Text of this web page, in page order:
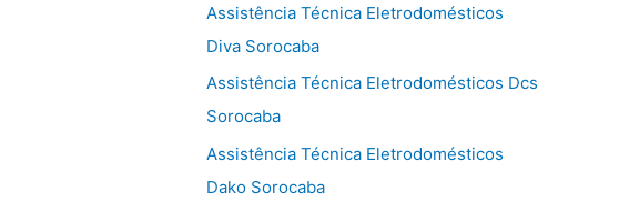
Assistência Técnica Eletrodomésticos
Diva Sorocaba
Assistência Técnica Eletrodomésticos Dcs
Sorocaba
Assistência Técnica Eletrodomésticos
Dako Sorocaba